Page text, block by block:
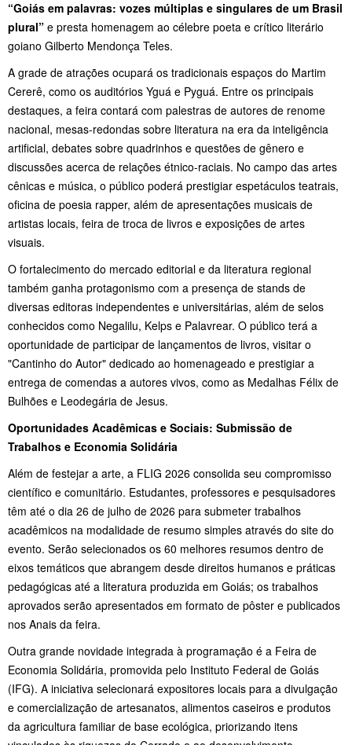
“Goiás em palavras: vozes múltiplas e singulares de um Brasil
plural” e presta homenagem ao célebre poeta e crítico literário
goiano Gilberto Mendonça Teles.
A grade de atrações ocupará os tradicionais espaços do Martim
Cererê, como os auditórios Yguá e Pyguá. Entre os principais
destaques, a feira contará com palestras de autores de renome
nacional, mesas-redondas sobre literatura na era da inteligência
artificial, debates sobre quadrinhos e questões de gênero e
discussões acerca de relações étnico-raciais. No campo das artes
cênicas e música, o público poderá prestigiar espetáculos teatrais,
oficina de poesia rapper, além de apresentações musicais de
artistas locais, feira de troca de livros e exposições de artes
visuais.
O fortalecimento do mercado editorial e da literatura regional
também ganha protagonismo com a presença de stands de
diversas editoras independentes e universitárias, além de selos
conhecidos como Negalilu, Kelps e Palavrear. O público terá a
oportunidade de participar de lançamentos de livros, visitar o
"Cantinho do Autor" dedicado ao homenageado e prestigiar a
entrega de comendas a autores vivos, como as Medalhas Félix de
Bulhões e Leodegária de Jesus.
Oportunidades Acadêmicas e Sociais: Submissão de
Trabalhos e Economia Solidária
Além de festejar a arte, a FLIG 2026 consolida seu compromisso
científico e comunitário. Estudantes, professores e pesquisadores
têm até o dia 26 de julho de 2026 para submeter trabalhos
acadêmicos na modalidade de resumo simples através do site do
evento. Serão selecionados os 60 melhores resumos dentro de
eixos temáticos que abrangem desde direitos humanos e práticas
pedagógicas até a literatura produzida em Goiás; os trabalhos
aprovados serão apresentados em formato de pôster e publicados
nos Anais da feira.
Outra grande novidade integrada à programação é a Feira de
Economia Solidária, promovida pelo Instituto Federal de Goiás
(IFG). A iniciativa selecionará expositores locais para a divulgação
e comercialização de artesanatos, alimentos caseiros e produtos
da agricultura familiar de base ecológica, priorizando itens